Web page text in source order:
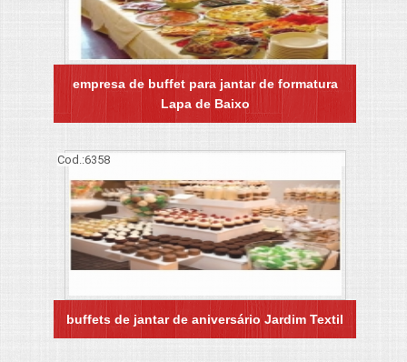
empresa de buffet para jantar de formatura
Lapa de Baixo
Cod.:6358
buffets de jantar de aniversário Jardim Textil